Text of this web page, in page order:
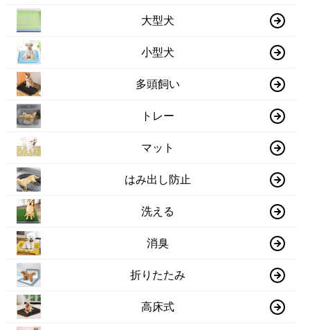
大型犬
小型犬
多頭飼い
トレー
マット
はみ出し防止
洗える
消臭
折りたたみ
高床式